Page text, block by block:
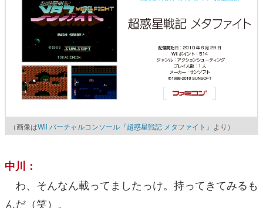
（画像はWii バーチャルコンソール『超惑星戦記 メタファイト』 より）
中川：
わ、そんなん載ってましたっけ。持ってきてみるも
んだ（笑）。